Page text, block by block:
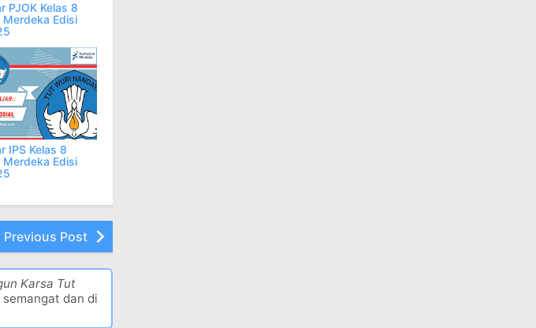
PJOK Kelas 8
Merdeka Edisi
IPS Kelas 8
Merdeka Edisi
Previous Post
Karsa Tut
dan di